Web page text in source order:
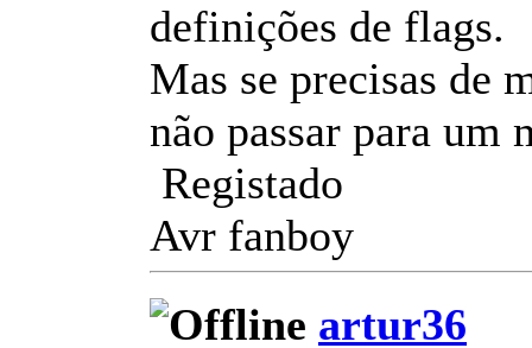
definições de flags.
Mas se precisas de
não passar para um
Registado
Avr fanboy
artur36